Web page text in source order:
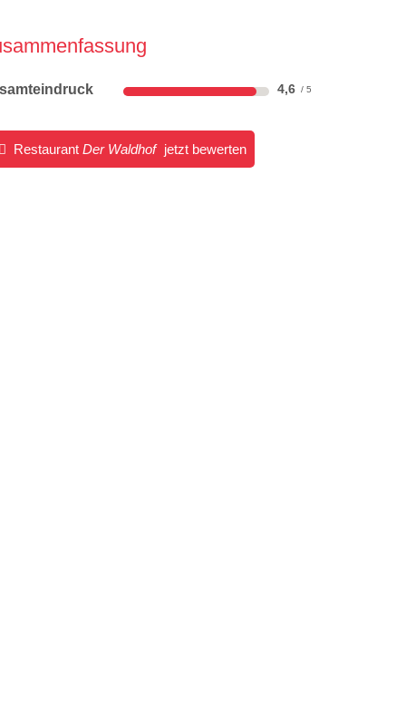
4,6
RestaurantDer Waldhof jetzt bewerten